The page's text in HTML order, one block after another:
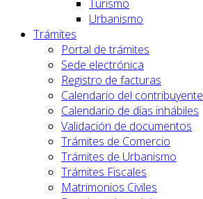
Turismo
Urbanismo
Trámites
Portal de trámites
Sede electrónica
Registro de facturas
Calendario del contribuyente
Calendario de días inhábiles
Validación de documentos
Trámites de Comercio
Trámites de Urbanismo
Trámites Fiscales
Matrimonios Civiles